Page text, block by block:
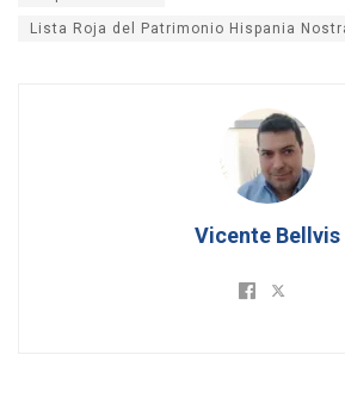
Lista Roja del Patrimonio Hispania
Vicente Bellvis